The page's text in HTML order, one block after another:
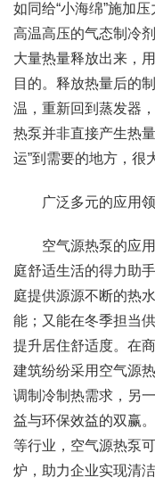
如同给“小海绵”施加
高温高压的气态制冷
大量热量释放出来，
目的。释放热量后的
温，重新回到蒸发器
热泵并非直接产生热
运”到需要的地方，很
广泛多元的应用
空气源热泵的应用
庭舒适生活的得力助
庭提供源源不断的热
能；又能在冬季担当
提升居住舒适度。在
建筑纷纷采用空气源
调制冷制热需求，另
益与环保效益的双赢
等行业，空气源热泵
炉，助力企业实现清